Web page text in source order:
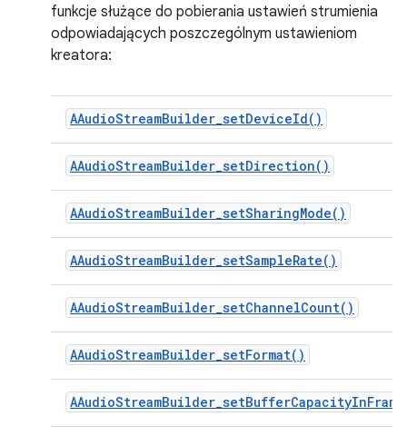
funkcje służące do pobierania ustawień strumienia
odpowiadających poszczególnym ustawieniom
kreatora:
AAudioStreamBuilder_setDeviceId()
AAudioStreamBuilder_setDirection()
AAudioStreamBuilder_setSharingMode()
AAudioStreamBuilder_setSampleRate()
AAudioStreamBuilder_setChannelCount()
AAudioStreamBuilder_setFormat()